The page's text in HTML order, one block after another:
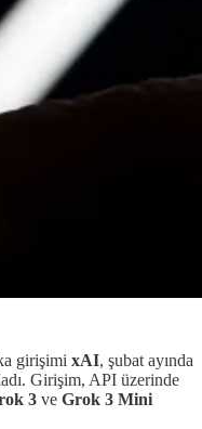
girişimi xAI, şubat ayında
Girişim, API üzerinde
3 ve Grok 3 Mini